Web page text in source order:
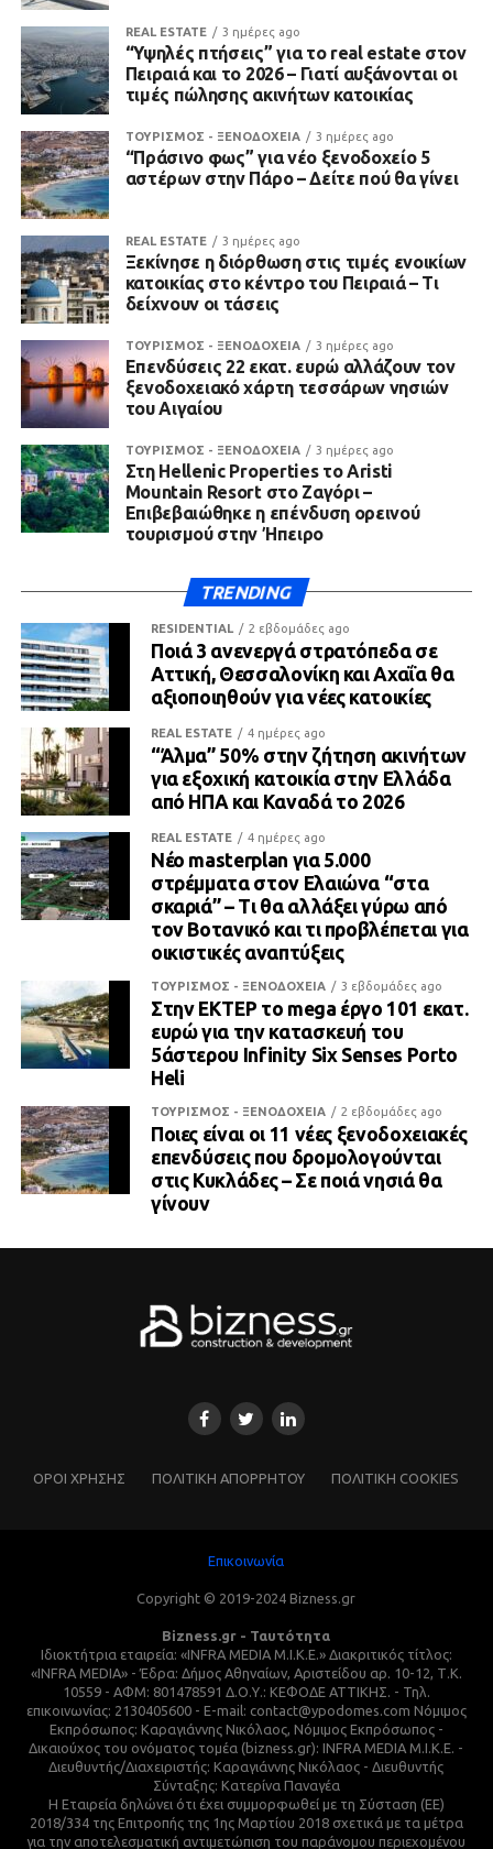
REAL ESTATE 3 ημέρες ago
“Υψηλές πτήσεις” για το real estate στον
Πειραιά και το 2026 – Γιατί αυξάνονται οι
τιμές πώλησης ακινήτων κατοικίας
ΤΟΥΡΙΣΜΟΣ - ΞΕΝΟΔΟΧΕΙΑ 3 ημέρες ago
“Πράσινο φως” για νέο ξενοδοχείο 5
αστέρων στην Πάρο – Δείτε πού θα γίνει
REAL ESTATE 3 ημέρες ago
Ξεκίνησε η διόρθωση στις τιμές ενοικίων
κατοικίας στο κέντρο του Πειραιά – Τι
δείχνουν οι τάσεις
ΤΟΥΡΙΣΜΟΣ - ΞΕΝΟΔΟΧΕΙΑ 3 ημέρες ago
Επενδύσεις 22 εκατ. ευρώ αλλάζουν τον
ξενοδοχειακό χάρτη τεσσάρων νησιών
του Αιγαίου
ΤΟΥΡΙΣΜΟΣ - ΞΕΝΟΔΟΧΕΙΑ 3 ημέρες ago
Στη Hellenic Properties το Aristi
Mountain Resort στο Ζαγόρι –
Επιβεβαιώθηκε η επένδυση ορεινού
τουρισμού στην Ήπειρο
TRENDING
RESIDENTIAL 2 εβδομάδες ago
Ποιά 3 ανενεργά στρατόπεδα σε
Αττική, Θεσσαλονίκη και Αχαΐα θα
αξιοποιηθούν για νέες κατοικίες
REAL ESTATE 4 ημέρες ago
“Άλμα” 50% στην ζήτηση ακινήτων
για εξοχική κατοικία στην Ελλάδα
από ΗΠΑ και Καναδά το 2026
REAL ESTATE 4 ημέρες ago
Νέο masterplan για 5.000
στρέμματα στον Ελαιώνα “στα
σκαριά” – Τι θα αλλάξει γύρω από
τον Βοτανικό και τι προβλέπεται για
οικιστικές αναπτύξεις
ΤΟΥΡΙΣΜΟΣ - ΞΕΝΟΔΟΧΕΙΑ 3 εβδομάδες ago
Στην ΕΚΤΕΡ το mega έργο 101 εκατ.
ευρώ για την κατασκευή του
5άστερου Infinity Six Senses Porto
Heli
ΤΟΥΡΙΣΜΟΣ - ΞΕΝΟΔΟΧΕΙΑ 2 εβδομάδες ago
Ποιες είναι οι 11 νέες ξενοδοχειακές
επενδύσεις που δρομολογούνται
στις Κυκλάδες – Σε ποιά νησιά θα
γίνουν
ΌΡΟΙ ΧΡΗΣΗΣ ΠΟΛΙΤΙΚΗ ΑΠΟΡΡΗΤΟΥ ΠΟΛΙΤΙΚΗ COOKIES
Επικοινωνία
Copyright © 2019-2024 Bizness.gr
Bizness.gr - Ταυτότητα
Ιδιοκτήτρια εταιρεία: «INFRA MEDIA M.I.K.E.» Διακριτικός τίτλος:
«INFRA MEDIA» - Έδρα: Δήμος Αθηναίων, Αριστείδου αρ. 10-12, Τ.Κ.
10559 - ΑΦΜ: 801478591 Δ.Ο.Υ.: ΚΕΦΟΔΕ ΑΤΤΙΚΗΣ. - Τηλ.
επικοινωνίας: 2130405600 - E-mail: contact@ypodomes.com Νόμιμος
Εκπρόσωπος: Καραγιάννης Νικόλαος, Νόμιμος Εκπρόσωπος -
Δικαιούχος του ονόματος τομέα (bizness.gr): INFRA MEDIA M.I.K.E. -
Διευθυντής/Διαχειριστής: Καραγιάννης Νικόλαος - Διευθυντής
Σύνταξης: Κατερίνα Παναγέα
Η Εταιρεία δηλώνει ότι έχει συμμορφωθεί με τη Σύσταση (ΕΕ)
2018/334 της Επιτροπής της 1ης Μαρτίου 2018 σχετικά με τα μέτρα
για την αποτελεσματική αντιμετώπιση του παράνομου περιεχομένου